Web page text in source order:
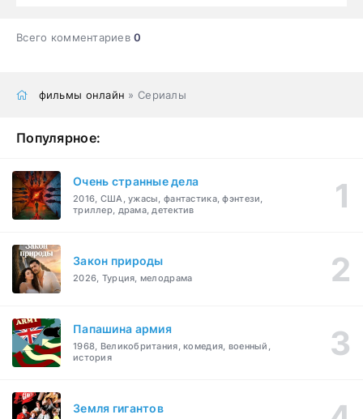
Всего комментариев0
фильмы онлайн » Сериалы
Популярное:
Очень странные дела
2016, США, ужасы, фантастика, фэнтези,
триллер, драма, детектив
Закон природы
2026, Турция, мелодрама
Папашина армия
1968, Великобритания, комедия, военный,
история
Земля гигантов